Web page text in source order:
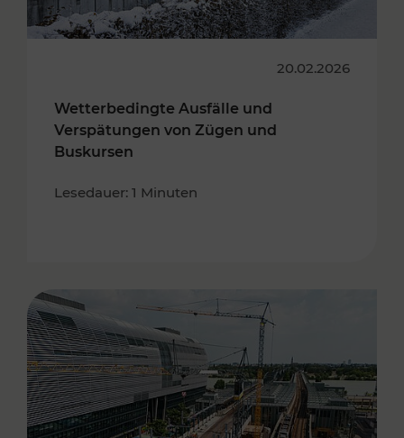
20.02.2026
Wetterbedingte Ausfälle und
Verspätungen von Zügen und
Buskursen
Lesedauer: 1 Minuten